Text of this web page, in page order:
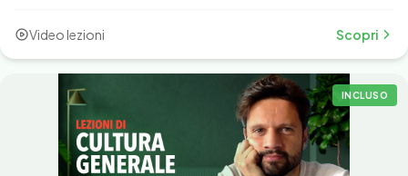
Video lezioni Scopri
INCLUSO